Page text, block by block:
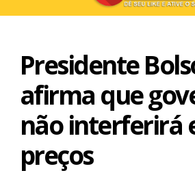
Presidente
afirma que
não interferirá
preços